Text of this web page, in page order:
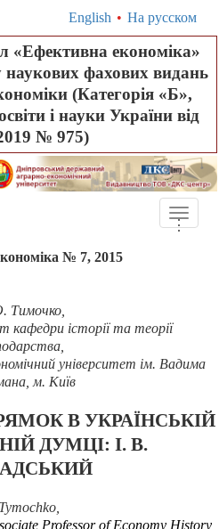
English • На русском
«Ефективна економіка»
наукових фахових видань
(Категорія «Б»,
і науки України від
№ 975)
Toggle
...
№ 7, 2015
Тимочко,
кафедри історії та теорії
університет ім. Вадима
м. Київ
В УКРАЇНСЬКІЙ
ДУМЦІ: І. В.
,
Professor of Economy History